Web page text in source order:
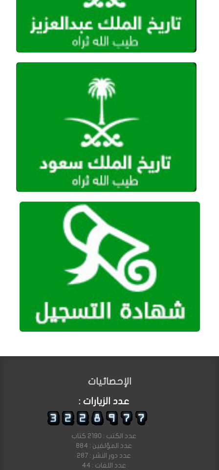
الإحصائيات
عدد الزيارات :
عدد الكتب : 2190 كتاب
عدد المؤلفين : 884
عدد دور النشر : 287
عدد اللغات : 44